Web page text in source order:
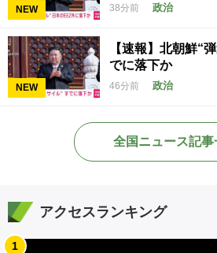
NEW 38分前 政治
NEW
【速報】北朝鮮“
でに落下か
46分前 政治
全国ニュース記事
アクセスランキング
1